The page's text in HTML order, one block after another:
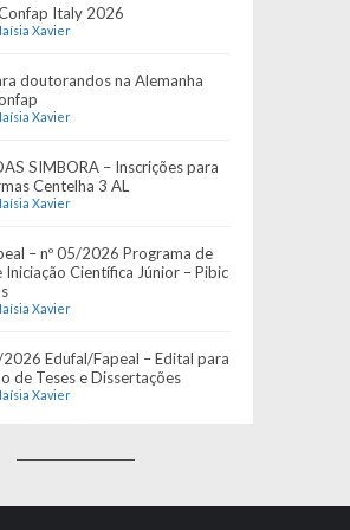
Italy 2026
Xavier
doutorandos na Alemanha
Xavier
SIMBORA – Inscrições para
Centelha 3 AL
Xavier
– nº 05/2026 Programa de
Iniciação Científica Júnior – Pibic
Xavier
Edufal/Fapeal – Edital para
de Teses e Dissertações
Xavier